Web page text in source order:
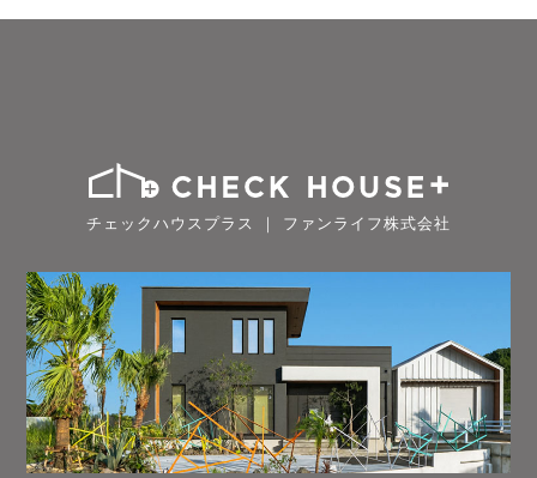
チェックハウスプラス ｜ ファンライフ株式会社